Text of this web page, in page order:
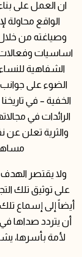
ان العمل على
الواقع محاولة
وصياغته من
اساسيات
الشفاهية
الضوء على جوانب
الخفية – في
الرائدات في
والثرية تعلن
ولا يقتصر
على توثيق تلك
أيضاً إلى إسماع
أن يتردد صداها
لأمة بأسرها،